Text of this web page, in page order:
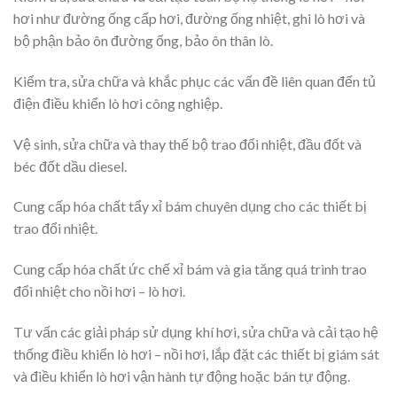
hơi như đường ống cấp hơi, đường ống nhiệt, ghi lò hơi và
bộ phận bảo ôn đường ống, bảo ôn thân lò.
Kiểm tra, sửa chữa và khắc phục các vấn đề liên quan đến tủ
điện điều khiển lò hơi công nghiệp.
Vệ sinh, sửa chữa và thay thế bộ trao đổi nhiệt, đầu đốt và
béc đốt dầu diesel.
Cung cấp hóa chất tẩy xỉ bám chuyên dụng cho các thiết bị
trao đổi nhiệt.
Cung cấp hóa chất ức chế xỉ bám và gia tăng quá trình trao
đổi nhiệt cho nồi hơi – lò hơi.
Tư vấn các giải pháp sử dụng khí hơi, sửa chữa và cải tạo hệ
thống điều khiển lò hơi – nồi hơi, lắp đặt các thiết bị giám sát
và điều khiển lò hơi vận hành tự động hoặc bán tự động.